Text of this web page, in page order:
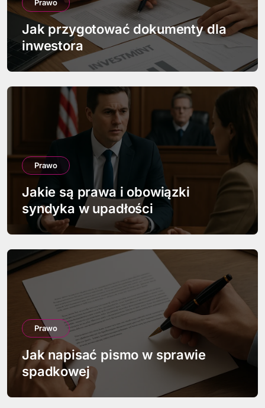
a
p
i
Prawo
Jak przygotować dokumenty dla
inwestora
Prawo
Jakie są prawa i obowiązki
syndyka w upadłości
Prawo
Jak napisać pismo w sprawie
spadkowej